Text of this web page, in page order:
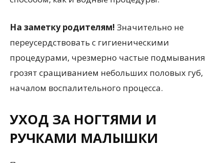
На заметку родителям! Значительно не
переусердствовать с гигиеническими
процедурами, чрезмерно частые подмывания
грозят сращиванием небольших половых губ,
началом воспалительного процесса.
УХОД ЗА НОГТЯМИ И
РУЧКАМИ МАЛЫШКИ